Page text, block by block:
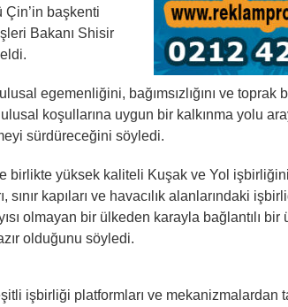
Çin’in başkenti
Bakanı Shisir
egemenliğini, bağımsızlığını ve toprak
koşullarına uygun bir kalkınma yolu
sürdüreceğini söyledi.
birlikte yüksek kaliteli Kuşak ve Yol
sınır kapıları ve havacılık alanlarındaki
olmayan bir ülkeden karayla bağlantılı
olduğunu söyledi.
işbirliği platformları ve mekanizmalardan